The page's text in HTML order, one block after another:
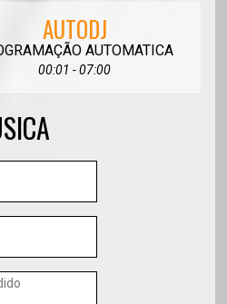
AUTODJ
AUTOMATICA
00:01 - 07:00